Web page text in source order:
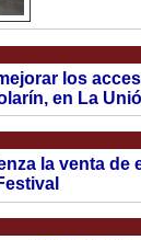
los
en La
la venta de